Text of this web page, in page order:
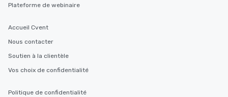
Plateforme de webinaire
Accueil Cvent
Nous contacter
Soutien à la clientèle
Vos choix de confidentialité
Politique de confidentialité